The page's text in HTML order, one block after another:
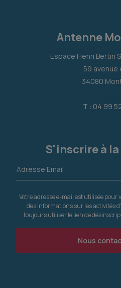
Antenne
Espace Henri Bertin
59 avenue
34080
T : 04 99
S'inscrire à
Votre adresse e-mail est utilisée
des informations sur les activités
toujours utiliser le lien de
Nous